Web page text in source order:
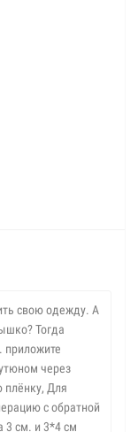
свою одежду. А
Тогда
приложите
через
плёнку, Для
с обратной
3 см. и 3*4 см